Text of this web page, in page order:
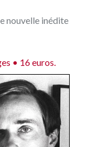
nouvelle inédite
• 16 euros.